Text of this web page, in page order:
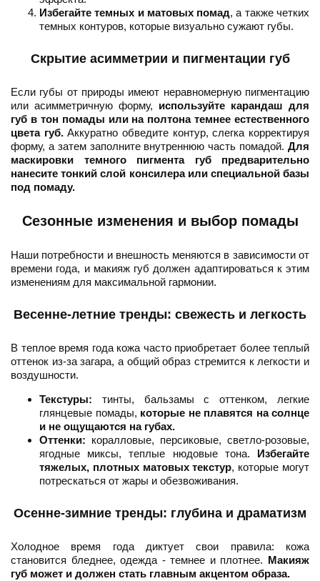
Избегайте темных и матовых помад, а также четких
темных контуров, которые визуально сужают губы.
Скрытие асимметрии и пигментации губ
Если губы от природы имеют неравномерную пигментацию
или асимметричную форму, используйте карандаш для
губ в тон помады или на полтона темнее естественного
цвета губ.Аккуратно обведите контур, слегка корректируя
форму, а затем заполните внутреннюю часть помадой. Для
маскировки темного пигмента губ предварительно
нанесите тонкий слой консилера или специальной базы
под помаду.
Сезонные изменения и выбор помады
Наши потребности и внешность меняются в зависимости от
времени года, и макияж губ должен адаптироваться к этим
изменениям для максимальной гармонии.
Весенне-летние тренды: свежесть и легкость
В теплое время года кожа часто приобретает более теплый
оттенок из-за загара, а общий образ стремится к легкости и
воздушности.
Текстуры: тинты, бальзамы с оттенком, легкие
глянцевые помады, которые не плавятся на солнце
и не ощущаются на губах.
Оттенки: коралловые, персиковые, светло-розовые,
ягодные миксы, теплые нюдовые тона. Избегайте
тяжелых, плотных матовых текстур, которые могут
потрескаться от жары и обезвоживания.
Осенне-зимние тренды: глубина и драматизм
Холодное время года диктует свои правила: кожа
становится бледнее, одежда - темнее и плотнее. Макияж
губ может и должен стать главным акцентом образа.